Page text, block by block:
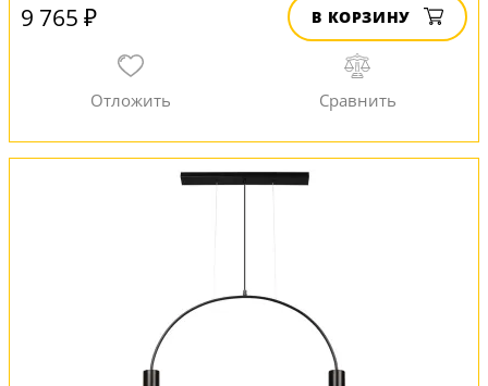
9 765 ₽ В КОРЗИНУ